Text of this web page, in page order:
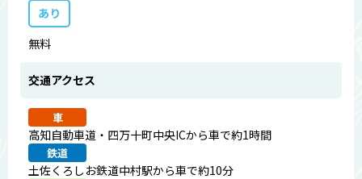
あり
無料
交通アクセス
車
高知自動車道・四万十町中央ICから車で約1時間
鉄道
土佐くろしお鉄道中村駅から車で約10分